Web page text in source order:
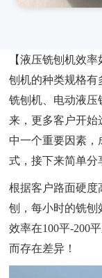
【液压铣刨机效
刨机的种类规格有
铣刨机、电动液压
来，更多客户开始
中一个重要因素
式，接下来简单分
根据客户路面硬度
刨，每小时的铣刨
效率在100平-200
而存在差异！